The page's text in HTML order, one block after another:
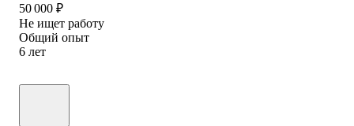
50 000 ₽
Не ищет работу
Общий опыт
6 лет